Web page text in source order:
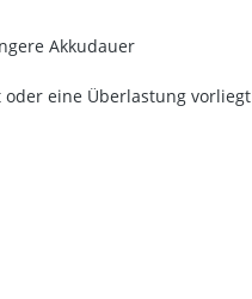
Akkudauer
oder eine Überlastung vorliegt